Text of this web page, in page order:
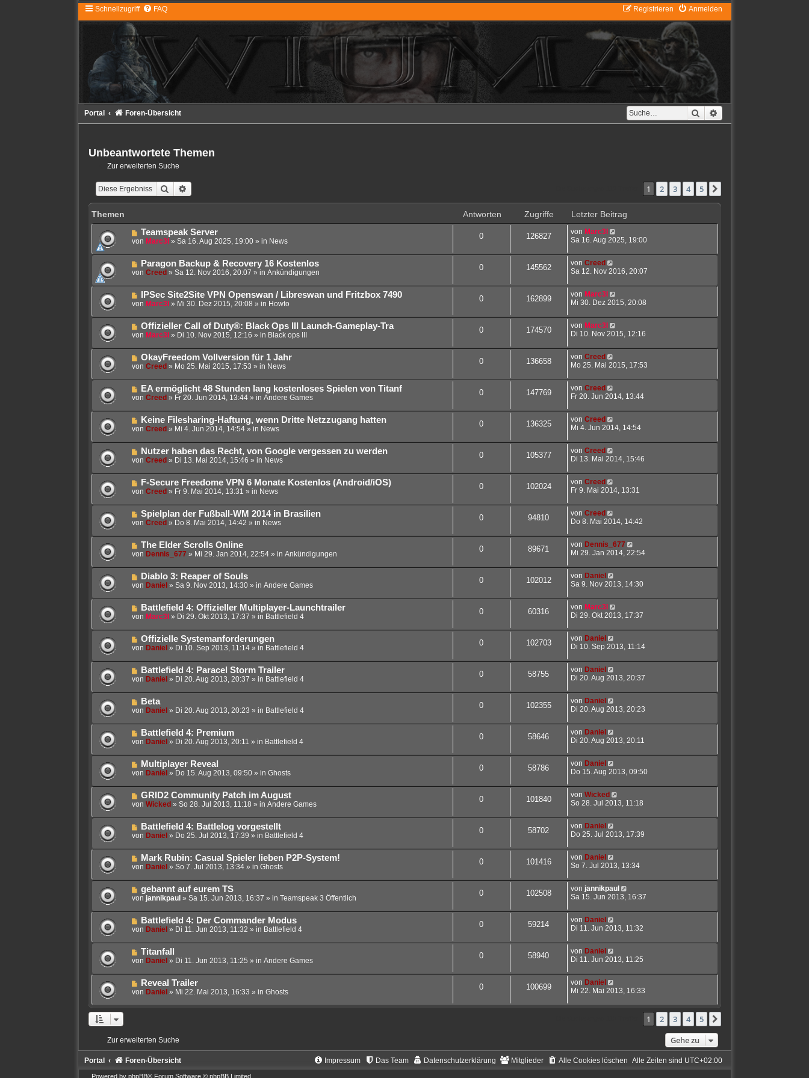
Schnellzugriff FAQ Anmelden
Registrieren
Suche
Portal Foren-Übersicht
Unbeantwortete Themen
Zur erweiterten Suche
Suche 1 2 3 4 5
Themen Antworten Zugriffe Letzter Beitrag
N
e
e
B
r
a
g
Teamspeak Server
von Marc3l » Sa 16. Aug 2025, 19:00» in News
0 126827 von Marc3l
Sa 16. Aug 2025, 19:00
N
e
e
B
r
a
g
Paragon Backup & Recovery 16 Kostenlos
von Creed » Sa 12. Nov 2016, 20:07 » in Ankündigungen
0 145562 von Creed
Sa 12. Nov 2016, 20:07
N
e
e
r
B
r
a
g
IPSec Site2Site VPN Openswan / Libreswan und Fritzbox 7490
von Marc3l » Mi 30. Dez 2015, 20:08 » in Howto
0 162899 von Marc3l
Mi 30. Dez 2015, 20:08
N
e
e
r
B
r
a
g
Offizieller Call of Duty®: Black Ops III Launch-Gameplay-Tra
von Marc3l » Di 10. Nov 2015, 12:16 » in Black ops III
0 174570 von Marc3l
Di 10. Nov 2015, 12:16
N
e
e
B
r
a
g
OkayFreedom Vollversion für 1 Jahr
von Creed » Mo 25. Mai 2015, 17:53 » in News
0 136658 von Creed
Mo 25. Mai 2015, 17:53
N
e
e
B
r
a
g
EA ermöglicht 48 Stunden lang kostenloses Spielen von Titanf
von Creed » Fr 20. Jun 2014, 13:44» in Andere Games
0 147769 von Creed
Fr 20. Jun 2014, 13:44
N
e
e
B
r
a
g
Keine Filesharing-Haftung, wenn Dritte Netzzugang hatten
von Creed » Mi 4. Jun 2014, 14:54» in News
0 136325 von Creed
Mi 4. Jun 2014, 14:54
N
e
e
B
r
a
g
Nutzer haben das Recht, von Google vergessen zu werden
von Creed » Di 13. Mai 2014, 15:46 » in News
0 105377 von Creed
Di 13. Mai 2014, 15:46
N
e
e
r
B
r
a
g
F-Secure Freedome VPN 6 Monate Kostenlos (Android/iOS)
von Creed » Fr 9. Mai 2014, 13:31 » in News
0 102024 von Creed
Fr 9. Mai 2014, 13:31
N
e
e
B
r
a
g
Spielplan der Fußball-WM 2014 in Brasilien
von Creed » Do 8. Mai 2014, 14:42 » in News
0 94810 von Creed
Do 8. Mai 2014, 14:42
N
e
e
B
r
a
g
The Elder Scrolls Online
von Dennis_677 » Mi 29. Jan 2014, 22:54» in Ankündigungen
0 89671 von Dennis_677
Mi 29. Jan 2014, 22:54
N
e
e
B
r
a
g
Diablo 3: Reaper of Souls
von Daniel » Sa 9. Nov 2013, 14:30» in Andere Games
0 102012 von Daniel
Sa 9. Nov 2013, 14:30
N
e
e
r
B
r
a
g
Battlefield 4: Offizieller Multiplayer-Launchtrailer
von Marc3l » Di 29. Okt 2013, 17:37 » in Battlefield 4
0 60316 von Marc3l
Di 29. Okt 2013, 17:37
N
e
e
B
r
a
g
Offizielle Systemanforderungen
von Daniel » Di 10. Sep 2013, 11:14» in Battlefield 4
0 102703 von Daniel
Di 10. Sep 2013, 11:14
N
e
e
B
r
a
g
Battlefield 4: Paracel Storm Trailer
von Daniel » Di 20. Aug 2013, 20:37 » in Battlefield 4
0 58755 von Daniel
Di 20. Aug 2013, 20:37
N
e
e
B
r
a
g
Beta
von Daniel » Di 20. Aug 2013, 20:23 » in Battlefield 4
0 102355 von Daniel
Di 20. Aug 2013, 20:23
N
e
e
B
r
a
g
Battlefield 4: Premium
von Daniel » Di 20. Aug 2013, 20:11 » in Battlefield 4
0 58646 von Daniel
Di 20. Aug 2013, 20:11
N
e
e
r
B
r
a
g
Multiplayer Reveal
von Daniel » Do 15. Aug 2013, 09:50» in Ghosts
0 58786 von Daniel
Do 15. Aug 2013, 09:50
N
e
e
B
r
a
g
GRID2 Community Patch im August
von Wicked » So 28. Jul 2013, 11:18 » in Andere Games
0 101840 von Wicked
So 28. Jul 2013, 11:18
N
e
e
B
r
a
g
Battlefield 4: Battlelog vorgestellt
von Daniel » Do 25. Jul 2013, 17:39 » in Battlefield 4
0 58702 von Daniel
Do 25. Jul 2013, 17:39
N
e
e
r
B
r
a
g
Mark Rubin: Casual Spieler lieben P2P-System!
von Daniel » So 7. Jul 2013, 13:34» in Ghosts
0 101416 von Daniel
So 7. Jul 2013, 13:34
N
e
e
B
r
a
g
gebannt auf eurem TS
von jannikpaul » Sa 15. Jun 2013, 16:37 » in Teamspeak 3 Öffentlich
0 102508 von jannikpaul
Sa 15. Jun 2013, 16:37
N
e
e
B
r
a
Battlefield 4: Der Commander Modus
von Daniel » Di 11. Jun 2013, 11:32 » in Battlefield 4
0 59214 von Daniel
Di 11. Jun 2013, 11:32
N
e
e
B
g
Titanfall
von Daniel » Di 11. Jun 2013, 11:25 » in Andere Games
0 58940 von Daniel
Di 11. Jun 2013, 11:25
N
e
e
i
t
r
g
Reveal Trailer
von Daniel » Mi 22. Mai 2013, 16:33 » in Ghosts
0 100699 von Daniel
Mi 22. Mai 2013, 16:33
1 2 3 4 5
Zur erweiterten Suche Gehe zu
Portal Foren-Übersicht Alle Zeiten sind UTC+02:00
Alle Cookies löschen
Mitglieder
Datenschutzerklärung
Das Team
Impressum
Powered by phpBB® Forum Software © phpBB Limited